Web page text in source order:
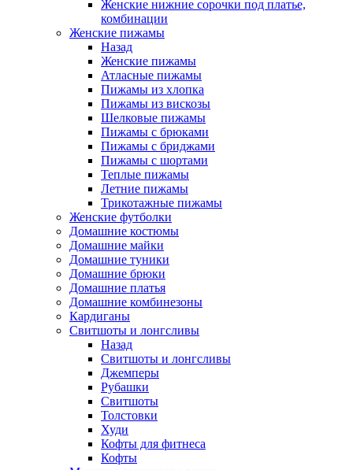
Женские нижние сорочки под платье,
комбинации
Женские пижамы
Назад
Женские пижамы
Атласные пижамы
Пижамы из хлопка
Пижамы из вискозы
Шелковые пижамы
Пижамы с брюками
Пижамы с бриджами
Пижамы с шортами
Теплые пижамы
Летние пижамы
Трикотажные пижамы
Женские футболки
Домашние костюмы
Домашние майки
Домашние туники
Домашние брюки
Домашние платья
Домашние комбинезоны
Кардиганы
Свитшоты и лонгсливы
Назад
Свитшоты и лонгсливы
Джемперы
Рубашки
Свитшоты
Толстовки
Худи
Кофты для фитнеса
Кофты